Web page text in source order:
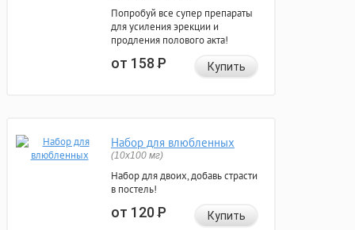
Попробуй все супер препараты
для усиления эрекции и
продления полового акта!
от 158Р Купить
Набор для влюбленных
(10х100 мг)
Набор для двоих, добавь страсти
в постель!
от 120Р Купить